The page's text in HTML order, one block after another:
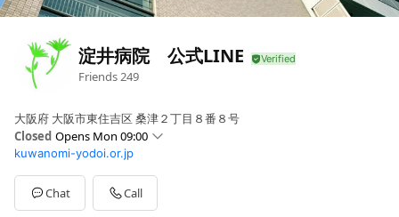
淀井病院 公式LINE
Friends249
大阪府 大阪市東住吉区 桑津２丁目８番８号
Closed Opens Mon 09:00
SunClosed
Mon09:00 - 13:00,18:00 - 19:30
Tue09:00 - 13:00
Wed09:00 - 13:00,18:00 - 19:30
kuwanomi-yodoi.or.jp
Chat Call